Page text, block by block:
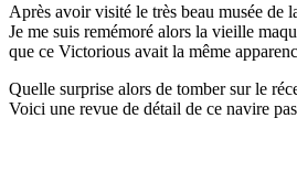
Après avoir visité le très beau musée de
Je me suis remémoré alors la vieille
que ce Victorious avait la même
Quelle surprise alors de tomber sur le
Voici une revue de détail de ce navire